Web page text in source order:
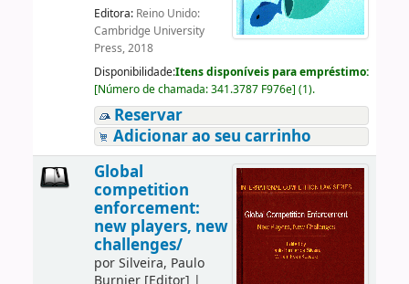
Editora: Reino Unido:
Cambridge University
Press, 2018
Disponibilidade:Itens disponíveis para empréstimo:
[Número de chamada:341.3787 F976e] (1).
Reservar
Adicionar ao seu carrinho
Global
competition
enforcement:
new players, new
challenges/
porSilveira, Paulo